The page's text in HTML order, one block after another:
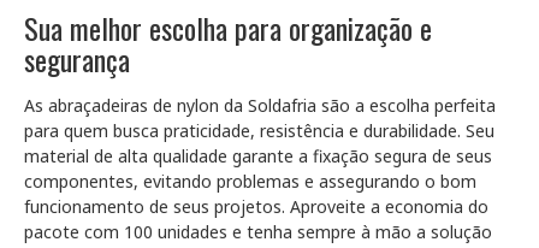
Sua melhor escolha para organização e
segurança
As abraçadeiras de nylon da Soldafria são a escolha perfeita
para quem busca praticidade, resistência e durabilidade. Seu
material de alta qualidade garante a fixação segura de seus
componentes, evitando problemas e assegurando o bom
funcionamento de seus projetos. Aproveite a economia do
pacote com 100 unidades e tenha sempre à mão a solução